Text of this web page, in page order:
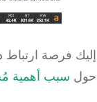
إليك فرصة ارتباط
حول سبب أهمية